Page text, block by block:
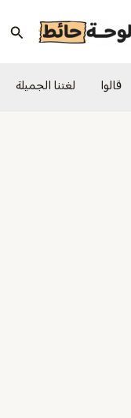
البحث
قالوا لغتنا الجميلة